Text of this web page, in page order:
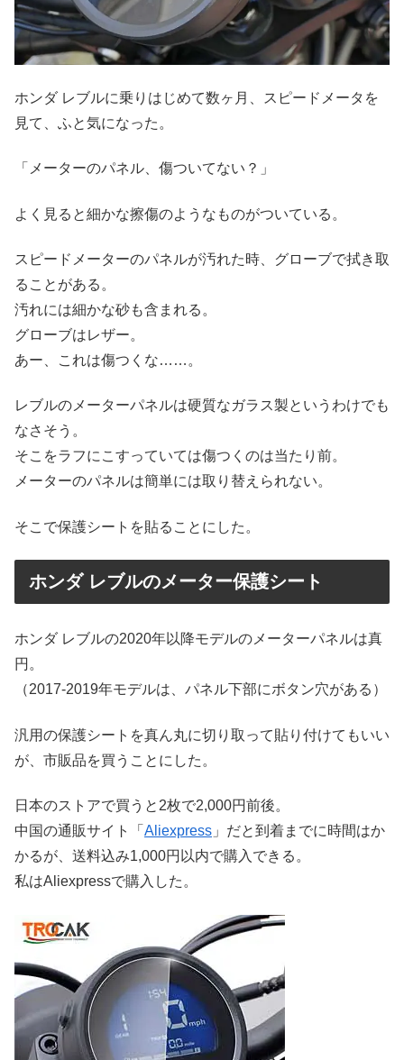
ホンダ レブルに乗りはじめて数ヶ月、スピードメータを
見て、ふと気になった。
「メーターのパネル、傷ついてない？」
よく見ると細かな擦傷のようなものがついている。
スピードメーターのパネルが汚れた時、グローブで拭き取
ることがある。
汚れには細かな砂も含まれる。
グローブはレザー。
あー、これは傷つくな……。
レブルのメーターパネルは硬質なガラス製というわけでも
なさそう。
そこをラフにこすっていては傷つくのは当たり前。
メーターのパネルは簡単には取り替えられない。
そこで保護シートを貼ることにした。
ホンダ レブルのメーター保護シート
ホンダ レブルの2020年以降モデルのメーターパネルは真
円。
（2017-2019年モデルは、パネル下部にボタン穴がある）
汎用の保護シートを真ん丸に切り取って貼り付けてもいい
が、市販品を買うことにした。
日本のストアで買うと2枚で2,000円前後。
中国の通販サイト「 Aliexpress 」だと到着までに時間はか
かるが、送料込み1,000円以内で購入できる。
私はAliexpressで購入した。